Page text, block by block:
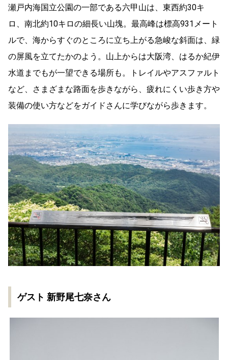
瀬戸内海国立公園の一部である六甲山は、東西約30キ
ロ、南北約10キロの細長い山塊。最高峰は標高931メート
ルで、海からすぐのところに立ち上がる急峻な斜面は、緑
の屏風を立てたかのよう。山上からは大阪湾、はるか紀伊
水道までもが一望できる場所も。トレイルやアスファルト
など、さまざまな路面を歩きながら、疲れにくい歩き方や
装備の使い方などをガイドさんに学びながら歩きます。
ゲスト 新野尾七奈さん